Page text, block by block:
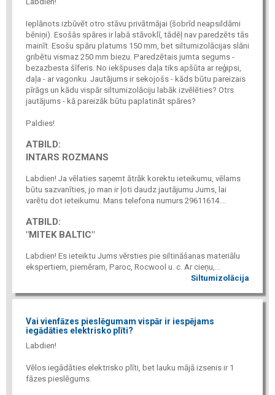
Ieplānots izbūvēt otro stāvu privātmājai (šobrīd neapsildāmi
bēniņi). Esošās spāres ir labā stāvoklī, tādēļ nav paredzēts tās
mainīt. Esošu spāru platums 150 mm, bet siltumizolācijas slāni
gribētu vismaz 250 mm biezu. Paredzētais jumta segums -
bezazbesta šīferis. No iekšpuses daļa tiks apšūta ar reģipsi,
daļa - ar vagonku. Jautājums ir sekojošs - kāds būtu pareizais
pīrāgs un kādu vispār siltumizolāciju labāk izvēlēties? Otrs
jautājums - kā pareizāk būtu paplatināt spāres?
Paldies!
ATBILD:
INTARS ROZMANS
Labdien! Ja vēlaties saņemt ātrāk korektu ieteikumu, vēlams
būtu sazvanīties, jo man ir ļoti daudz jautājumu Jums, lai
varētu dot ieteikumu. Mans telefona numurs 29611614....
ATBILD:
"MITEK BALTIC"
Labdien! Es ieteiktu Jums vērsties pie siltināšanas materiālu
ekspertiem, piemēram, Paroc, Rocwool u. c. Ar cieņu,...
Siltumizolācija
Vai vienfāzes pieslēgumam vispār ir iespējams
iegādāties elektrisko plīti?
Labdien!
Vēlos iegādāties elektrisko plīti, bet lauku mājā izsenis ir 1
fāzes pieslēgums.